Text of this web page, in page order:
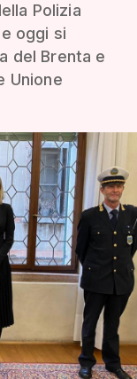
Polizia
oggi si
del Brenta e
Unione